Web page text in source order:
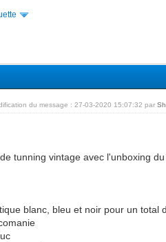
du message : 27-03-2020 15:07:32 par
tunning vintage avec l'unboxing
blanc, bleu et noir pour un total